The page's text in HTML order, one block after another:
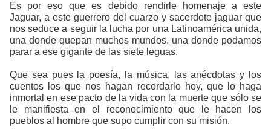
Es por eso que es debido rendirle homenaje a este
Jaguar, a este guerrero del cuarzo y sacerdote jaguar que
nos seduce a seguir la lucha por una Latinoamérica unida,
una donde quepan muchos mundos, una donde podamos
parar a ese gigante de las siete leguas.
Que sea pues la poesía, la música, las anécdotas y los
cuentos los que nos hagan recordarlo hoy, que lo haga
inmortal en ese pacto de la vida con la muerte que sólo se
le manifiesta en el reconocimiento que le hacen los
pueblos al hombre que supo cumplir con su misión.